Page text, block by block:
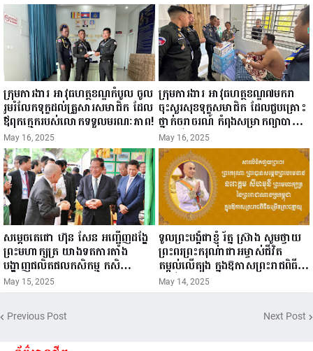
ក្រសួងព័ត៌មាន...
ក្រុមការងារ អាវុធហត្ថខណ្ឌកំបូល ចូល
រួមរំលែកទុក្ខដល់គ្រួសារសមាជិក ដែល
ឪពុកក្មេករបស់លោកទទួលមរណៈភាព!
May 16, 2025
ក្រុមការងារ អាវុធហត្ថខណ្ឌ៧មករា
ចុះសួរសុខទុក្ខសមាជិក ដែលជួបគ្រោះ
ថ្នាក់ចរាចរណ៍ កំពុងសម្រាកព្យាបាល
នៅមន្ទីរពេទ្យ!
May 16, 2025
សម្តេចតេជោ ហ៊ុន សែន អញ្ជើញដង្ហែ
ព្រះមហាក្សត្រ យាងទតការតាំង
បង្ហាញផលិតផលកសិកម្ម កសិ
ឧស្សាហកម្ម និងសិប្បកម្ម ក្នុងព្រះរាជ
ពិធីច្រត់ព្រះនង្គ័ល...
May 15, 2025
ទូលព្រះបង្គំជាខ្ញុំ រ័ត្ន ស្រ៊ាង សូមថ្វាយ
ព្រះពរព្រះករុណាជាអម្ចាស់ជីវិត
តម្កល់លើត្បូង ក្នុងឱកាសព្រះរាជពិធី
ចម្រើនព្រះជន្ម គម្រប់ខួប៧២ យាងចូល
៧៣ព្រះវស្សា..
May 14, 2025
Previous Post Next Post